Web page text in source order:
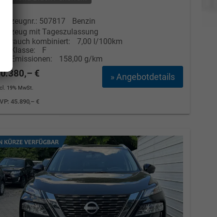
Fahrzeugnr.: 507817
Benzin
Fahrzeug mit Tageszulassung
Verbrauch kombiniert:
7,00 l/100km
-Klasse:
F
-Emissionen: 158,00 g/km
» Angebotdetails
€
19% MwSt.
45.890,– €
Elvedin Calakovic
Verkauf
Tel. 04181/2176-27
calakovic@take-your-car.de